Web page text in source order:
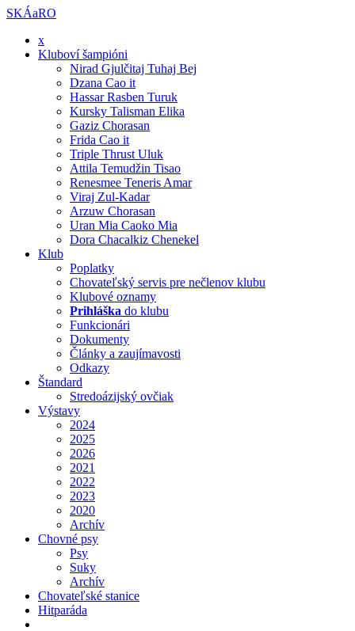
SKÁaRO
x
Kluboví šampióni
Nirad Gjulčitaj Tuhaj Bej
Dzana Cao it
Hassar Rasben Turuk
Kursky Talisman Elika
Gaziz Chorasan
Frida Cao it
Triple Thrust Uluk
Attila Temudžin Tisao
Renesmee Teneris Amar
Viraj Zul-Kadar
Arzuw Chorasan
Uran Mia Caoko Mia
Dora Chacalkiz Chenekel
Klub
Poplatky
Chovateľský servis pre nečlenov klubu
Klubové oznamy
Prihláška do klubu
Funkcionári
Dokumenty
Články a zaujímavosti
Odkazy
Štandard
Stredoázijský ovčiak
Výstavy
2024
2025
2026
2021
2022
2023
2020
Archív
Chovné psy
Psy
Suky
Archív
Chovateľské stanice
Hitparáda